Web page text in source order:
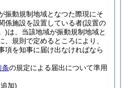
振動規制地域となつた際現にそ
係施設を設置している者(設置の
)は、当該地域が振動規制地域と
、規則で定めるところにより、
項を知事に届け出なければなら
条の規定による届出について準用
加)